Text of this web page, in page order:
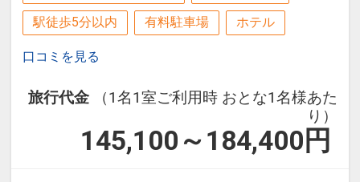
駅徒歩5分以内 有料駐車場 ホテル
口コミを見る
旅行代金
（1名1室ご利用時 おとな1名様あた
り）
145,100～184,400 円